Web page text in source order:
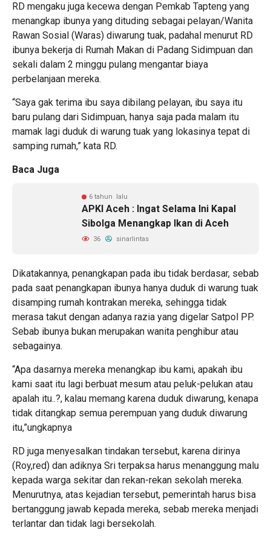
RD mengaku juga kecewa dengan Pemkab Tapteng yang
menangkap ibunya yang dituding sebagai pelayan/Wanita
Rawan Sosial (Waras) diwarung tuak, padahal menurut RD
ibunya bekerja di Rumah Makan di Padang Sidimpuan dan
sekali dalam 2 minggu pulang mengantar biaya
perbelanjaan mereka.
“Saya gak terima ibu saya dibilang pelayan, ibu saya itu
baru pulang dari Sidimpuan, hanya saja pada malam itu
mamak lagi duduk di warung tuak yang lokasinya tepat di
samping rumah,” kata RD.
Baca Juga
6 tahun lalu
APKI Aceh : Ingat Selama Ini Kapal
Sibolga Menangkap Ikan di Aceh
36 sinarlintas
Dikatakannya, penangkapan pada ibu tidak berdasar, sebab
pada saat penangkapan ibunya hanya duduk di warung tuak
disamping rumah kontrakan mereka, sehingga tidak
merasa takut dengan adanya razia yang digelar Satpol PP.
Sebab ibunya bukan merupakan wanita penghibur atau
sebagainya.
“Apa dasarnya mereka menangkap ibu kami, apakah ibu
kami saat itu lagi berbuat mesum atau peluk-pelukan atau
apalah itu..?, kalau memang karena duduk diwarung, kenapa
tidak ditangkap semua perempuan yang duduk diwarung
itu,”ungkapnya
RD juga menyesalkan tindakan tersebut, karena dirinya
(Roy,red) dan adiknya Sri terpaksa harus menanggung malu
kepada warga sekitar dan rekan-rekan sekolah mereka.
Menurutnya, atas kejadian tersebut, pemerintah harus bisa
bertanggung jawab kepada mereka, sebab mereka menjadi
terlantar dan tidak lagi bersekolah.